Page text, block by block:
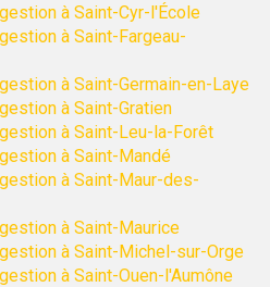
à Saint-Cyr-l'École
à Saint-Fargeau-
à Saint-Germain-en-Laye
à Saint-Gratien
à Saint-Leu-la-Forêt
à Saint-Mandé
à Saint-Maur-des-
à Saint-Maurice
à Saint-Michel-sur-Orge
à Saint-Ouen-l'Aumône